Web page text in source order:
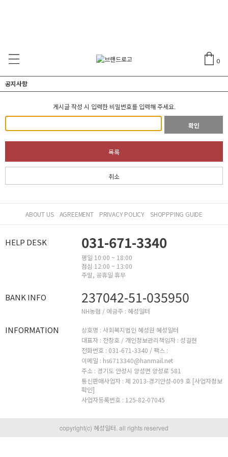
0
공지사항
게시글 작성 시 입력한 비밀번호를 입력해 주세요.
확인
목록
취소
ABOUT US AGREEMENT PRIVACY POLICY SHOPPPING GUIDE
HELP DESK 031-671-3340
평일 10:00 ~ 18:00
점심 12:00 ~ 13:00
주말, 공휴일 휴무
BANK INFO 237042-51-035950
NH농협 / 예금주 : 혜성일터
INFORMATION
상호명 : 사회복지법인 혜성원 혜성일터
대표자 : 전창호 / 개인정보관리책임자 : 성길현
전화번호 : 031-671-3340 / 팩스 :
이메일 : hs6713340@hanmail.net
주소 : 경기도 안성시 양성면 양성로 581
통신판매사업자 : 제 2013-경기안성-009 호 [사업자정보
확인]
사업자등록번호 : 125-82-07045
copyright(c) 혜성일터. all rights reserved